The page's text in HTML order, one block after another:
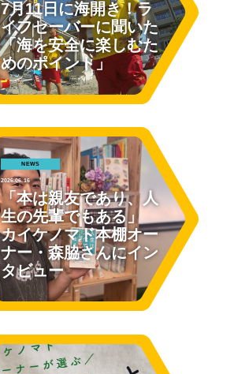
7月11日に海開き！ラ
イフセーバーに聞いた
「海を安全に楽しむた
めのポイント」
NEWS
2026.06.16
「本は親友であり、人
生の先輩でもある」
カイケノマド本棚オー
ナー・森脇さんにイン
タビュー